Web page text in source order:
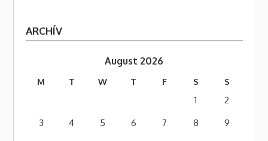
ARCHÍV
August 2026
M T W T F S
S
1
2
3
4 5 6 7 8
9